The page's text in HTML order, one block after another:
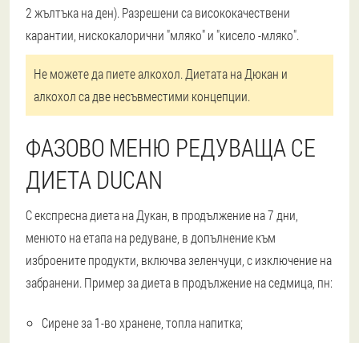
2 жълтъка на ден). Разрешени са висококачествени
карантии, нискокалорични "мляко" и "кисело -мляко".
Не можете да пиете алкохол. Диетата на Дюкан и
алкохол са две несъвместими концепции.
ФАЗОВО МЕНЮ РЕДУВАЩА СЕ
ДИЕТА DUCAN
С експресна диета на Дукан, в продължение на 7 дни,
менюто на етапа на редуване, в допълнение към
изброените продукти, включва зеленчуци, с изключение на
забранени. Пример за диета в продължение на седмица, пн:
Сирене за 1-во хранене, топла напитка;